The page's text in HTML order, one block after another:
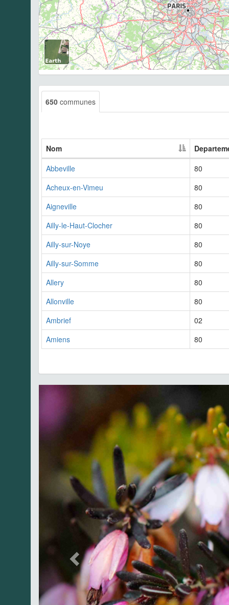
650 communes
Nom
Abbeville
80
Acheux-en-Vimeu
80
Aigneville
80
Ailly-le-Haut-Clocher
80
Ailly-sur-Noye
80
Ailly-sur-Somme
80
Allery
80
Allonville
80
Ambrief
02
Amiens
80